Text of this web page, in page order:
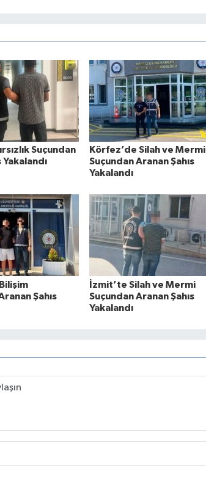
Suçundan
Yakalandı
Körfez’de Silah ve Mermi
Suçundan Aranan Şahıs
Yakalandı
Şahıs
İzmit’te Silah ve Mermi
Suçundan Aranan Şahıs
Yakalandı